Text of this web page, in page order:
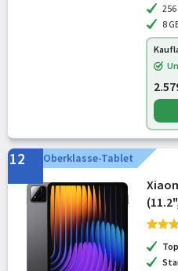
256
8
12 Oberklasse-Tablet